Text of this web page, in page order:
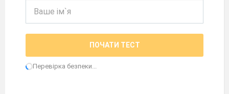
ПОЧАТИ ТЕСТ
Перевірка безпеки...